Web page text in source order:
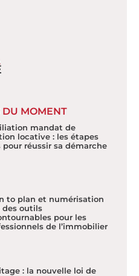
DU MOMENT
mandat de
locative : les étapes
pour réussir sa démarche
to plan et numérisation
des outils
pour les
de l’immobilier
: la nouvelle loi de